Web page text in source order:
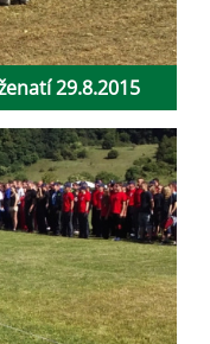
29.8.2015